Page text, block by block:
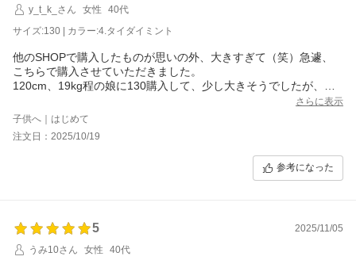
y_t_k_さん 女性
40代
サイズ:130 | カラー:4.タイダイミント
他のSHOPで購入したものが思いの外、大きすぎて（笑）急遽、
こちらで購入させていただきました。
120cm、19kg程の娘に130購入して、少し大きそうでしたが、ウ
エストの紐もしっかりと結ぶ事ができ、問題なかったです！来年
も使えそうです◎
ラッシュガードも購入し、旅行数日前に注文しましたが、ちゃん
と間に合いました！
さらに表示
子供へ｜はじめて
注文日：2025/10/19
参考になった
5
2025/11/05
うみ10さん
女性
40代